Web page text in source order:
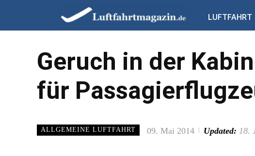
LUFTFAHRT
Geruch in der
für
ALLGEMEINE LUFTFAHRT 09. Mai 2014 Updated: 18.